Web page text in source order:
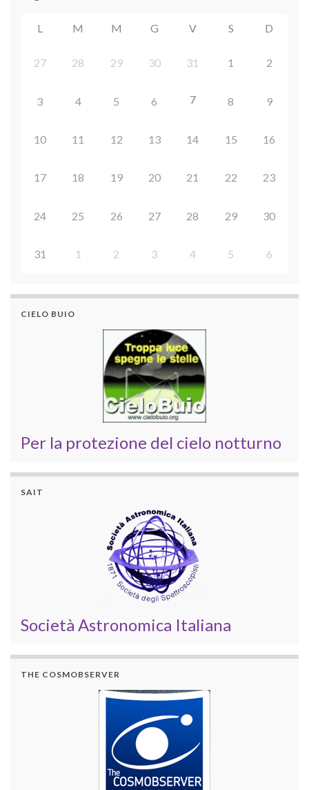
L M M G V S D
27 28 29 30 31 1 2
3 4 5 6 7 8 9
10 11 12 13 14 15 16
17 18 19 20 21 22 23
24 25 26 27 28 29 30
31 1 2 3 4 5 6
CIELO BUIO
Per la protezione del cielo notturno
SAIT
Società Astronomica Italiana
THE COSMOBSERVER